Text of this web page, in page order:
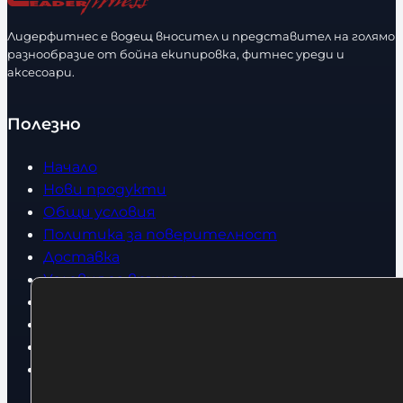
т
в
т
Лидерфитнес е водещ вносител и представител на голямо
разнообразие от бойна екипировка, фитнес уреди и
аксесоари.
Полезно
Начало
Нови продукти
Общи условия
Политика за поверителност
Доставка
Условия за връщане